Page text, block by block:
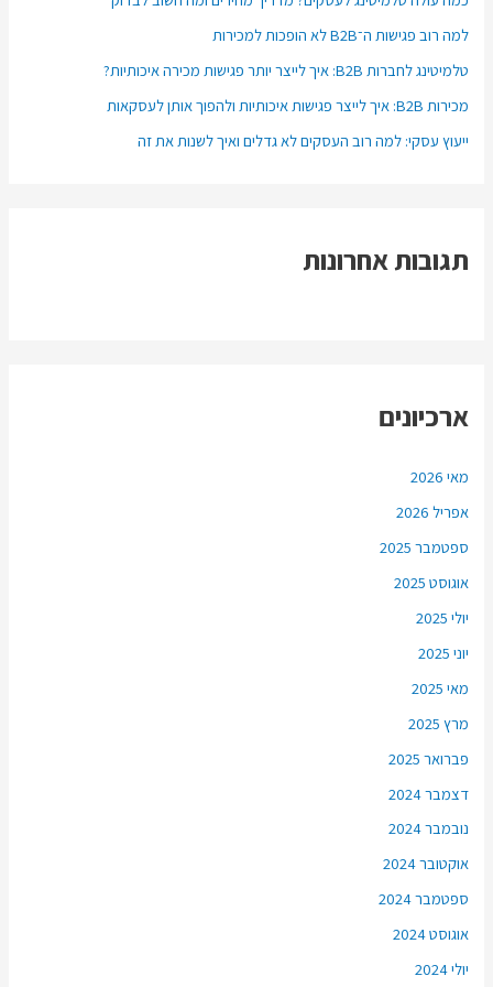
o
r
:
למה רוב פגישות ה־B2B לא הופכות למכירות
טלמיטינג לחברות B2B: איך לייצר יותר פגישות מכירה איכותיות?
מכירות B2B: איך לייצר פגישות איכותיות ולהפוך אותן לעסקאות
ייעוץ עסקי: למה רוב העסקים לא גדלים ואיך לשנות את זה
תגובות אחרונות
ארכיונים
מאי 2026
אפריל 2026
ספטמבר 2025
אוגוסט 2025
יולי 2025
יוני 2025
מאי 2025
מרץ 2025
פברואר 2025
דצמבר 2024
נובמבר 2024
אוקטובר 2024
ספטמבר 2024
אוגוסט 2024
יולי 2024